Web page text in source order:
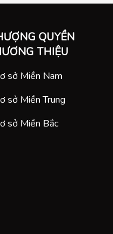
QUYỀN
THIỆU
sở Miền Nam
sở Miền Trung
sở Miền Bắc